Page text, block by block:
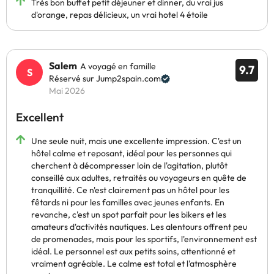
Très bon buffet petit déjeuner et dinner, du vrai jus
d'orange, repas délicieux, un vrai hotel 4 étoile
9.7
Salem A voyagé en famille
Réservé sur Jump2spain.com
Mai 2026
Excellent
Une seule nuit, mais une excellente impression. C'est un
hôtel calme et reposant, idéal pour les personnes qui
cherchent à décompresser loin de l'agitation, plutôt
conseillé aux adultes, retraités ou voyageurs en quête de
tranquillité. Ce n'est clairement pas un hôtel pour les
fêtards ni pour les familles avec jeunes enfants. En
revanche, c'est un spot parfait pour les bikers et les
amateurs d'activités nautiques. Les alentours offrent peu
de promenades, mais pour les sportifs, l'environnement est
idéal. Le personnel est aux petits soins, attentionné et
vraiment agréable. Le calme est total et l'atmosphère